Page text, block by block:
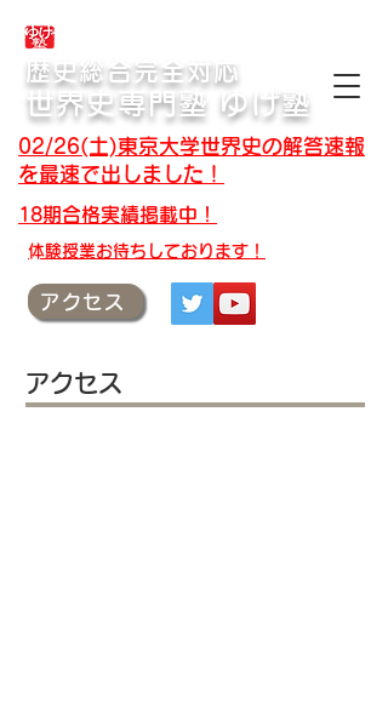
歴史総合完全対応
世界史専門塾 ゆげ塾
アクセス
​体験授業お待ちしております！
02/26(土)東京大学世界史の解答速報
を最速で出しました！
18期合格実績掲載中！
アクセス